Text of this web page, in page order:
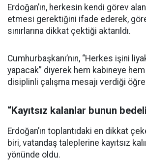
Erdoğan’ın, herkesin kendi görev
etmesi gerektiğini ifade ederek,
sınırlarına dikkat çektiği aktarıldı.
Cumhurbaşkanı’nın, “Herkes işini
yapacak” diyerek hem kabineye
disiplinli çalışma mesajı verdiği
“Kayıtsız kalanlar bunun
Erdoğan’ın toplantıdaki en dikkat
biri, vatandaş taleplerine kayıtsız
yönünde oldu.